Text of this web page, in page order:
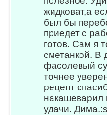
жидковат,а
был бы
приедет с
готов. Сам я
сметанкой. В
фасолевый
точнее
рецепт
накашеварил
удачи.